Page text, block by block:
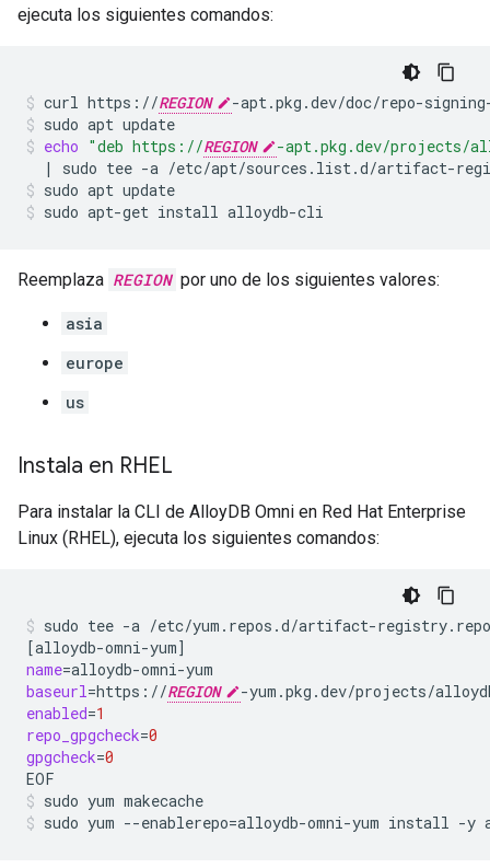
ejecuta los siguientes comandos:
curl https://REGION
-apt.pkg.dev/doc/repo-
sudo apt update
echo "deb https://REGION
-apt.pkg.dev/projects/
|
sudo tee -a /etc/apt/sources.list.d/artifact-
sudo apt update
sudo apt-get install alloydb-cli
Reemplaza REGION por uno de los siguientes valores:
asia
europe
us
Instala en RHEL
Para instalar la CLI de AlloyDB Omni en Red Hat Enterprise
Linux (RHEL), ejecuta los siguientes comandos:
sudo tee -a /etc/yum.repos.d/artifact-registry.repo
[alloydb-omni-yum]
name=
baseurl=https://REGION
enabled=1
repo_gpgcheck=0
gpgcheck=0
EOF
sudo yum makecache
sudo yum --enablerepo=alloydb-omni-yum install -y